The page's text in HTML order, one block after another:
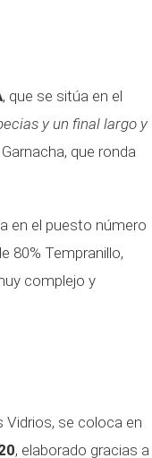
, que se sitúa en el
y un final largo y
que ronda
en el puesto número
80% Tempranillo,
complejo y
Vidrios, se coloca en
, elaborado gracias a